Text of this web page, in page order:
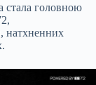
стала головною
натхненних